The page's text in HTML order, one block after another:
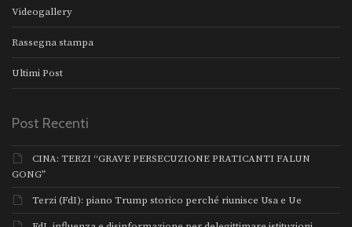
Videogallery
Rassegna stampa
Ultimi Post
Post Recenti
CINA: TERZI “GRAVE PERSECUZIONE PRATICANTI FALUN
GONG”
Terzi (FdI): piano Trump storico perché riunisce Usa e Ue